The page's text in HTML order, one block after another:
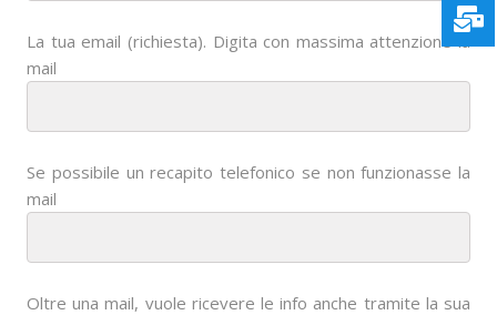
La tua email (richiesta). Digita con massima attenzione la
mail
Se possibile un recapito telefonico se non funzionasse la
mail
Oltre una mail, vuole ricevere le info anche tramite la sua